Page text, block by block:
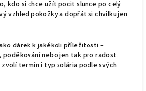
kdo si chce užít pocit slunce po celý
vzhled pokožky a dopřát si chvilku jen
dárek k jakékoli příležitosti –
poděkování nebo jen tak pro radost.
zvolí termín i typ solária podle svých